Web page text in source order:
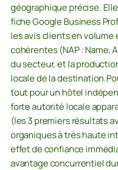
géographique précise.
fiche Google Business
les avis clients en
cohérentes (NAP : Name,
du secteur, et la
locale de la
tout pour un hôtel
forte autorité locale
(les 3 premiers résultats
organiques à très haute
effet de confiance
avantage concurrentiel